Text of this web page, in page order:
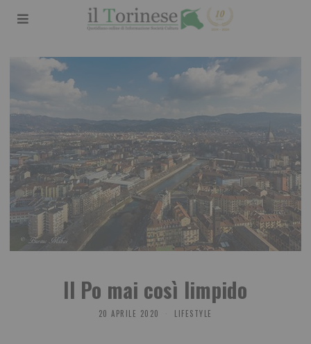
Il Po mai così limpido
20 APRILE 2020 LIFESTYLE